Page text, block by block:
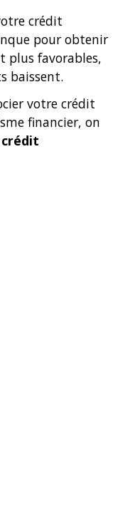
crédit
pour obtenir
plus favorables,
baissent.
votre crédit
financier, on